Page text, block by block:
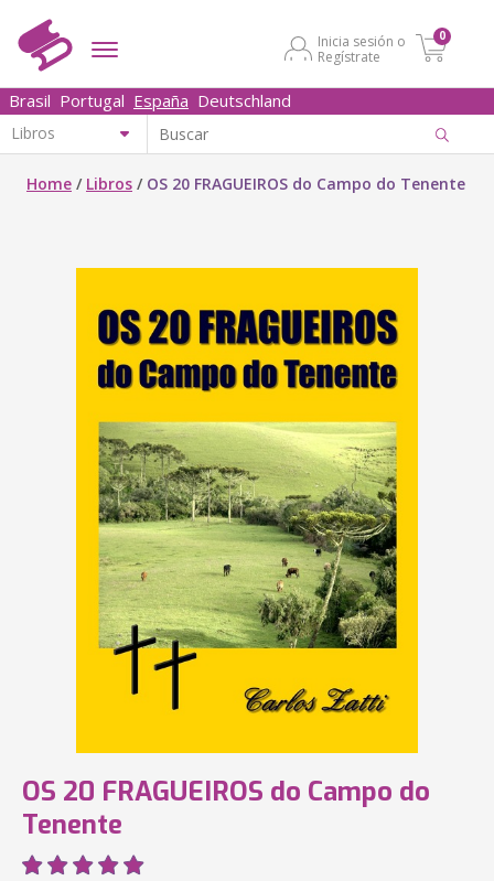
Inicia sesión o
Regístrate
0
Brasil Portugal España Deutschland
Home / Libros / OS 20 FRAGUEIROS do Campo do Tenente
OS 20 FRAGUEIROS do Campo do
Tenente